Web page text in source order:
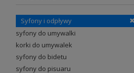
Syfony i odpływy
syfony do umywalki
korki do umywalek
syfony do bidetu
syfony do pisuaru